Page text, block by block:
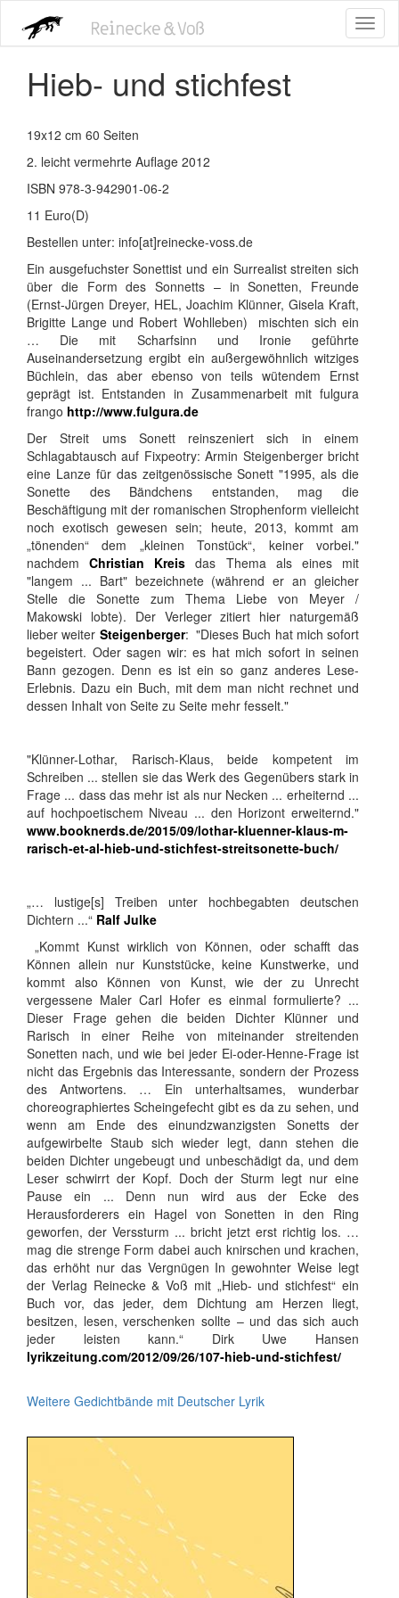
zum
Inhalt
Hieb- und stichfest
19x12 cm 60 Seiten
2. leicht vermehrte Auflage 2012
ISBN 978-3-942901-06-2
11 Euro(D)
Bestellen unter: info[at]reinecke-voss.de
Ein ausgefuchster Sonettist und ein Surrealist streiten sich
über die Form des Sonnetts – in Sonetten, Freunde
(Ernst-Jürgen Dreyer, HEL, Joachim Klünner, Gisela Kraft,
Brigitte Lange und Robert Wohlleben) mischten sich ein
… Die mit Scharfsinn und Ironie geführte
Auseinandersetzung ergibt ein außergewöhnlich witziges
Büchlein, das aber ebenso von teils wütendem Ernst
geprägt ist. Entstanden in Zusammenarbeit mit fulgura
frango http://www.fulgura.de
Der Streit ums Sonett reinszeniert sich in einem
Schlagabtausch auf Fixpeotry: Armin Steigenberger bricht
eine Lanze für das zeitgenössische Sonett "1995, als die
Sonette des Bändchens entstanden, mag die
Beschäftigung mit der romanischen Strophenform vielleicht
noch exotisch gewesen sein; heute, 2013, kommt am
„tönenden“ dem „kleinen Tonstück“, keiner vorbei."
nachdemChristian Kreis das Thema als eines mit
"langem ... Bart" bezeichnete (während er an gleicher
Stelle die Sonette zum Thema Liebe von Meyer /
Makowski lobte). Der Verleger zitiert hier naturgemäß
lieber weiter Steigenberger: "Dieses Buch hat mich sofort
begeistert. Oder sagen wir: es hat mich sofort in seinen
Bann gezogen. Denn es ist ein so ganz anderes Lese-
Erlebnis. Dazu ein Buch, mit dem man nicht rechnet und
dessen Inhalt von Seite zu Seite mehr fesselt."
"Klünner-Lothar, Rarisch-Klaus, beide kompetent im
Schreiben ... stellen sie das Werk des Gegenübers stark in
Frage ... dass das mehr ist als nur Necken ... erheiternd ...
auf hochpoetischem Niveau ... den Horizont erweiternd."
www.booknerds.de/2015/09/lothar-kluenner-klaus-m-
rarisch-et-al-hieb-und-stichfest-streitsonette-buch/
„… lustige[s] Treiben unter hochbegabten deutschen
Dichtern ...“ Ralf Julke
„Kommt Kunst wirklich von Können, oder schafft das
Können allein nur Kunststücke, keine Kunstwerke, und
kommt also Können von Kunst, wie der zu Unrecht
vergessene Maler Carl Hofer es einmal formulierte? ...
Dieser Frage gehen die beiden Dichter Klünner und
Rarisch in einer Reihe von miteinander streitenden
Sonetten nach, und wie bei jeder Ei-oder-Henne-Frage ist
nicht das Ergebnis das Interessante, sondern der Prozess
des Antwortens. … Ein unterhaltsames, wunderbar
choreographiertes Scheingefecht gibt es da zu sehen, und
wenn am Ende des einundzwanzigsten Sonetts der
aufgewirbelte Staub sich wieder legt, dann stehen die
beiden Dichter ungebeugt und unbeschädigt da, und dem
Leser schwirrt der Kopf. Doch der Sturm legt nur eine
Pause ein ... Denn nun wird aus der Ecke des
Herausforderers ein Hagel von Sonetten in den Ring
geworfen, der Verssturm ... bricht jetzt erst richtig los. …
mag die strenge Form dabei auch knirschen und krachen,
das erhöht nur das Vergnügen In gewohnter Weise legt
der Verlag Reinecke & Voß mit „Hieb- und stichfest“ ein
Buch vor, das jeder, dem Dichtung am Herzen liegt,
besitzen, lesen, verschenken sollte – und das sich auch
jeder leisten kann.“ Dirk Uwe Hansen
lyrikzeitung.com/2012/09/26/107-hieb-und-stichfest/
Weitere Gedichtbände mit Deutscher Lyrik